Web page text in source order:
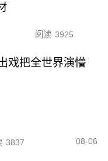
阅读 3925
戏把全世界演懵
3837 08-06